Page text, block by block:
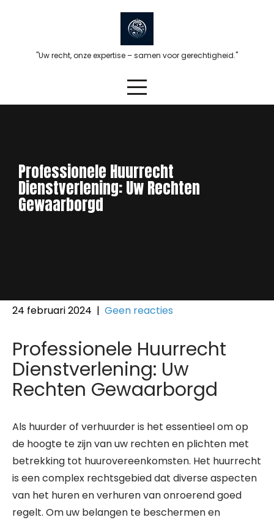
"Uw recht, onze expertise – samen voor gerechtigheid."
Professionele Huurrecht
Dienstverlening: Uw Rechten
Gewaarborgd
24 februari 2024 | Geen reacties
Professionele Huurrecht
Dienstverlening: Uw
Rechten Gewaarborgd
Als huurder of verhuurder is het essentieel om op
de hoogte te zijn van uw rechten en plichten met
betrekking tot huurovereenkomsten. Het huurrecht
is een complex rechtsgebied dat diverse aspecten
van het huren en verhuren van onroerend goed
regelt. Om uw belangen te beschermen en